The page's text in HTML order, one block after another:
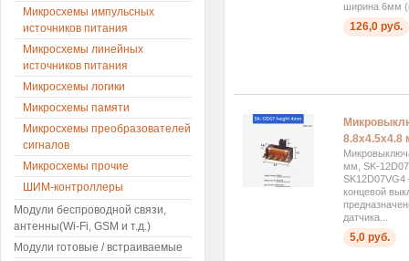
ширина 6мм
126,0 руб.
8.8x4.5x4.8
мм, SK-
концевой
датчика...
5,0 руб.
Микросхемы импульсных
источников питания
Микросхемы линейных
источников питания
Микросхемы логики
Микросхемы памяти
Микросхемы преобразователей
сигналов
Микросхемы прочие
ШИМ-контроллеры
Модули беспроводной связи,
антенны(Wi-Fi, GSM и т.д.)
Модули готовые / встраиваемые